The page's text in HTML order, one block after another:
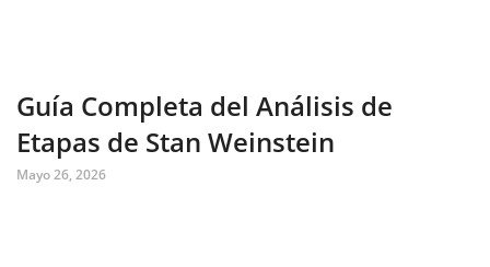
Guía Completa del Análisis de
Etapas de Stan Weinstein
Mayo 26, 2026